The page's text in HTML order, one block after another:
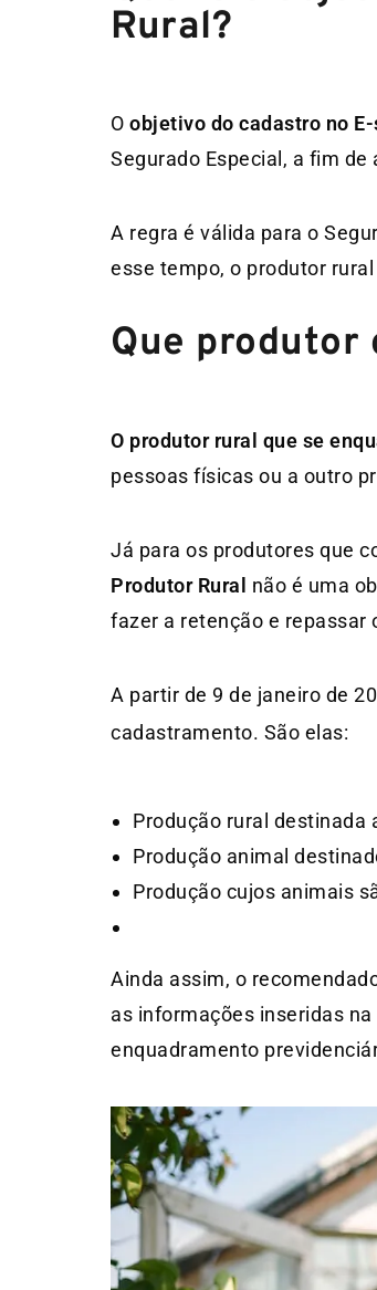
Rural?
O objetivo do cadastro no
Segurado Especial, a fim
A regra é válida para o
esse tempo, o produtor
Que produtor
O produtor rural que se
pessoas físicas ou a outro
Já para os produtores que
Produtor Rural não é uma
fazer a retenção e repassar
A partir de 9 de janeiro de
cadastramento. São elas:
Produção rural destinada
Produção animal
Produção cujos animais
Ainda assim, o
as informações inseridas
enquadramento